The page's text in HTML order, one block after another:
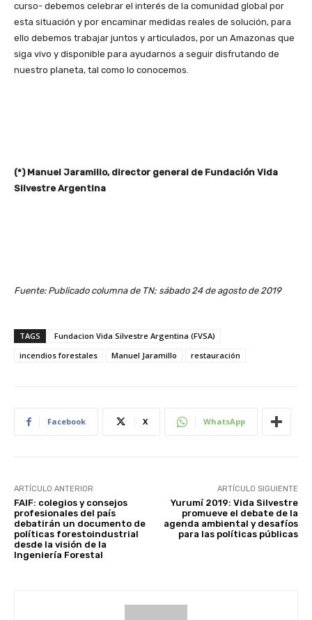
curso- debemos celebrar el interés de la comunidad global por
esta situación y por encaminar medidas reales de solución, para
ello debemos trabajar juntos y articulados, por un Amazonas que
siga vivo y disponible para ayudarnos a seguir disfrutando de
nuestro planeta, tal como lo conocemos.
(*) Manuel Jaramillo, director general de Fundación Vida
Silvestre Argentina
Fuente: Publicado columna de TN; sábado 24 de agosto de 2019
TAGS
Fundacion Vida Silvestre Argentina (FVSA)
incendios forestales
Manuel Jaramillo restauración
Facebook X WhatsApp
ARTÍCULO ANTERIOR
FAIF: colegios y consejos
profesionales del país
debatirán un documento de
políticas forestoindustrial
desde la visión de la
Ingeniería Forestal
ARTÍCULO SIGUIENTE
Yurumí 2019: Vida Silvestre
promueve el debate de la
agenda ambiental y desafíos
para las políticas públicas